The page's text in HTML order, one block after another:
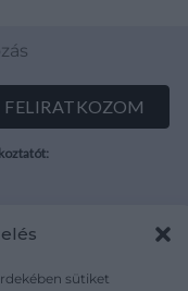
sütiket